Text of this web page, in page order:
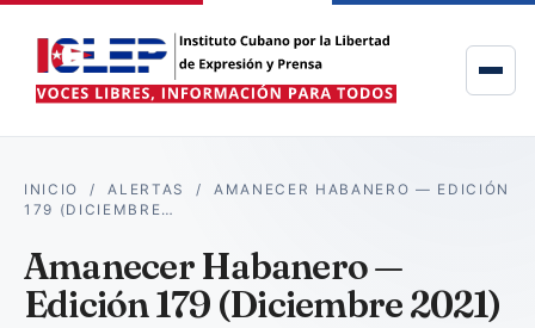
INICIO /ALERTAS /AMANECER HABANERO — EDICIÓN
179 (DICIEMBRE…
Amanecer Habanero —
Edición 179 (Diciembre 2021)